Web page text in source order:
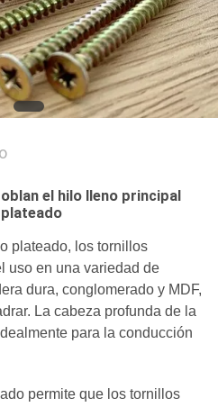
el hilo lleno principal
plateado, los tornillos
uso en una variedad de
dura, conglomerado y MDF,
La cabeza profunda de la
para la conducción
permite que los tornillos